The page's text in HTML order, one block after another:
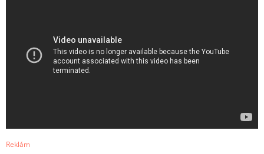
Reklám